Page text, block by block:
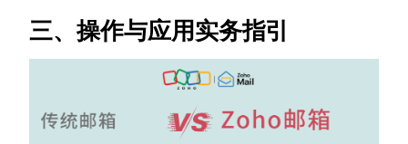
三、操作与应用实务指引